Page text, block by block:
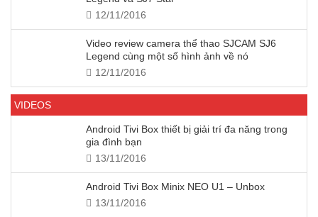
12/11/2016
Video review camera thể thao SJCAM SJ6
Legend cùng một số hình ảnh về nó
12/11/2016
VIDEOS
Android Tivi Box thiết bị giải trí đa năng trong
gia đình bạn
13/11/2016
Android Tivi Box Minix NEO U1 – Unbox
13/11/2016